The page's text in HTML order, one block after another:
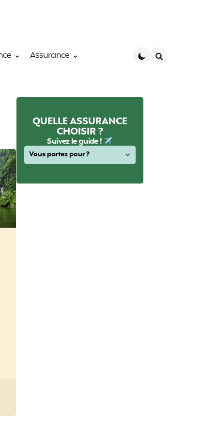
Assurance
QUELLE ASSURANCE
CHOISIR ?
Suivez le guide !